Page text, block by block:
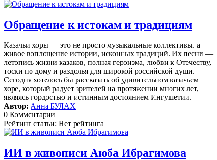
Обращение к истокам и традициям
Казачьи хоры — это не просто музыкальные коллективы, а
живое воплощение истории, исконных традиций. Их песни —
летопись жизни казаков, полная героизма, любви к Отечеству,
тоски по дому и раздолья для широкой российской души.
Сегодня хотелось бы рассказать об удивительном казачьем
хоре, который радует зрителей на протяжении многих лет,
являясь гордостью и истинным достоянием Ингушетии.
Автор: Анна БУЛАХ
0 Комментарии
Рейтинг статьи: Нет рейтинга
ИИ в живописи Аюба Ибрагимова